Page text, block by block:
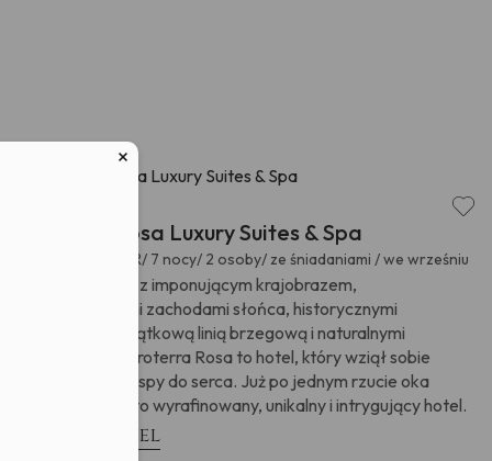
Acroterra Rosa Luxury Suites & Spa
1 980 EUR/ 7 nocy/ 2 osoby/ ze śniadaniami / we wrześniu
Santorini, wyspa z imponującym krajobrazem,
majestatycznymi zachodami słońca, historycznymi
pamiątkami, wyjątkową linią brzegową i naturalnymi
fenomenami. Acroterra Rosa to hotel, który wziął sobie
wyjątkowość wyspy do serca. Już po jednym rzucie oka
widzimy, że jest to wyrafinowany, unikalny i intrygujący hotel.
Zobacz hotel